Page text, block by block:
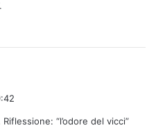
“l’odore del vicci”